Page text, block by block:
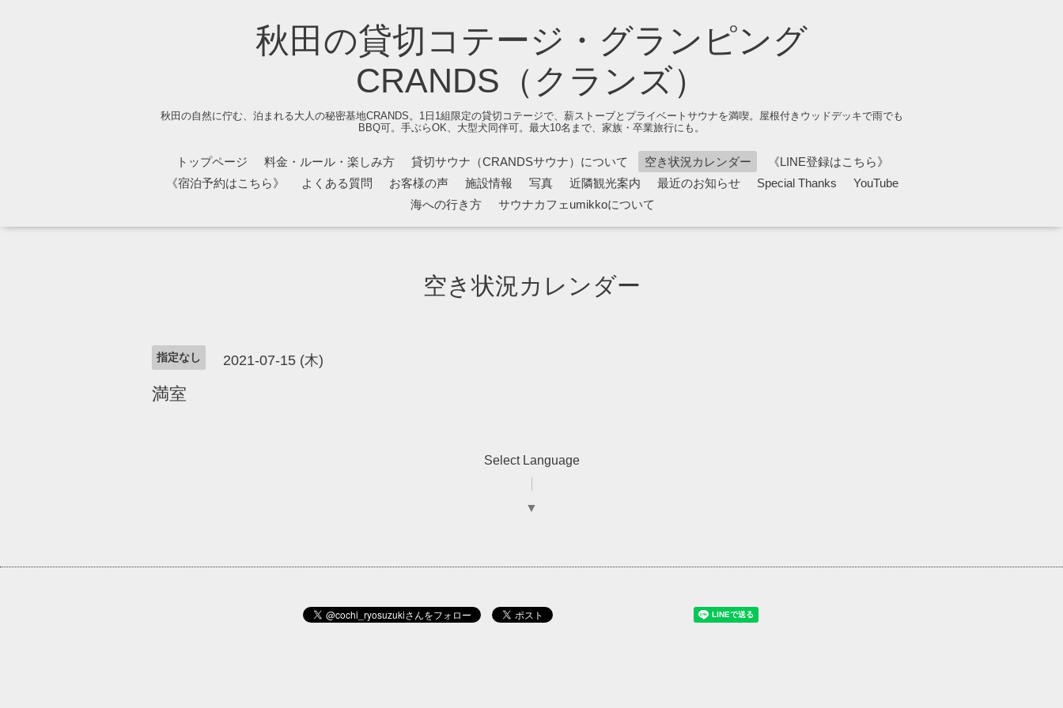
秋田の貸切コテージ・グランピング
CRANDS（クランズ）
秋田の自然に佇む、泊まれる大人の秘密基地CRANDS。1日1組限定の貸切コテージで、薪ストーブとプライベートサウナを満喫。屋根付きウッドデッキで雨でも
BBQ可。手ぶらOK、大型犬同伴可。最大10名まで、家族・卒業旅行にも。
トップページ 料金・ルール・楽しみ方 貸切サウナ（CRANDSサウナ）について 空き状況カレンダー
《LINE登録はこちら》
《宿泊予約はこちら》
よくある質問 お客様の声 施設情報 写真 近隣観光案内 最近のお知らせ Special Thanks
YouTube
海への行き方
サウナカフェumikkoについて
空き状況カレンダー
指定なし 2021-07-15 (木)
満室
Select Language
▼